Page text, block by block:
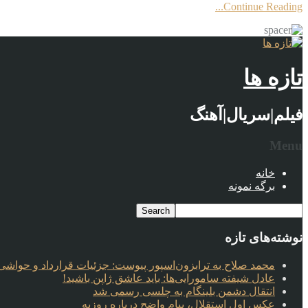
Continue Reading...
تازه ها
فیلم|سریال|آهنگ
Menu
خانه
برگه نمونه
نوشته‌های تازه
محمد صلاح به ترابزون‌اسپور پیوست: جزئیات قرارداد و حواشی
عادل شیفته سامورایی‌ها: باید عاشق ژاپن باشید!
انتقال دشمن بلینگام به چلسی رسمی شد
عکس اول استقلال، پیام واضح درباره روزبه